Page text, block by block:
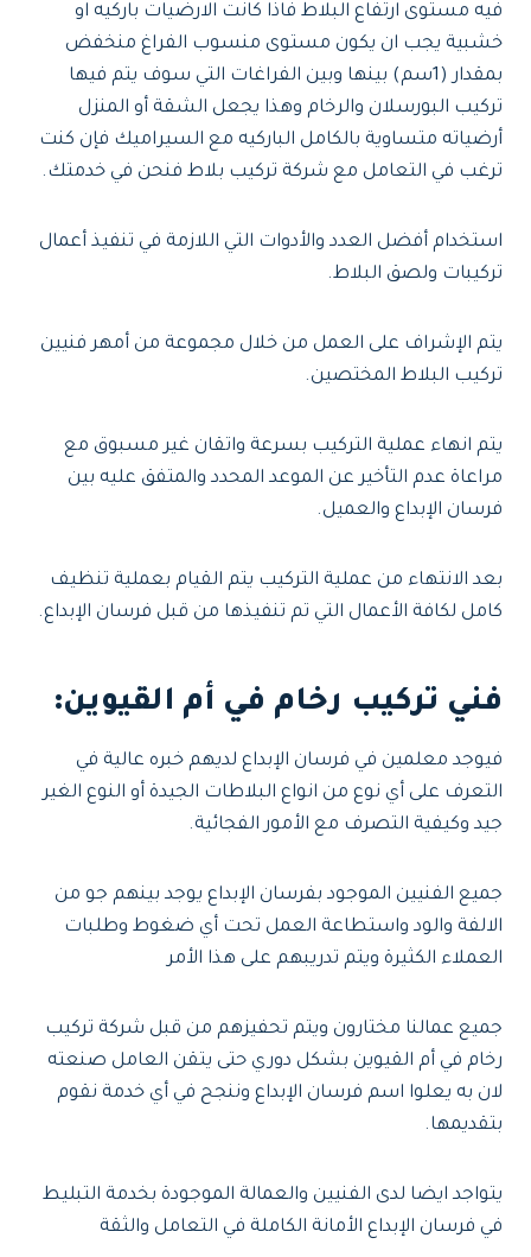
فيه مستوى ارتفاع البلاط فاذا كانت الارضيات باركيه او
خشبية يجب ان يكون مستوى منسوب الفراغ منخفض
بمقدار (1سم) بينها وبين الفراغات التي سوف يتم فيها
تركيب البورسلان والرخام وهذا يجعل الشقة أو المنزل
أرضياته متساوية بالكامل الباركيه مع السيراميك فإن كنت
ترغب في التعامل مع شركة تركيب بلاط فنحن في خدمتك.
استخدام أفضل العدد والأدوات التي اللازمة في تنفيذ أعمال
تركيبات ولصق البلاط.
يتم الإشراف على العمل من خلال مجموعة من أمهر فنيين
تركيب البلاط المختصين.
يتم انهاء عملية التركيب بسرعة واتقان غير مسبوق مع
مراعاة عدم التأخير عن الموعد المحدد والمتفق عليه بين
فرسان الإبداع والعميل.
بعد الانتهاء من عملية التركيب يتم القيام بعملية تنظيف
كامل لكافة الأعمال التي تم تنفيذها من قبل فرسان الإبداع.
فني تركيب رخام في أم القيوين:
فيوجد معلمين في فرسان الإبداع لديهم خبره عالية في
التعرف على أي نوع من انواع البلاطات الجيدة أو النوع الغير
جيد وكيفية التصرف مع الأمور الفجائية.
جميع الفنيين الموجود بفرسان الإبداع يوجد بينهم جو من
الالفة والود واستطاعة العمل تحت أي ضغوط وطلبات
العملاء الكثيرة ويتم تدريبهم على هذا الأمر
جميع عمالنا مختارون ويتم تحفيزهم من قبل شركة تركيب
رخام في أم القيوين بشكل دوري حتى يتقن العامل صنعته
لان به يعلوا اسم فرسان الإبداع وننجح في أي خدمة نقوم
بتقديمها.
يتواجد ايضا لدى الفنيين والعمالة الموجودة بخدمة التبليط
في فرسان الإبداع الأمانة الكاملة في التعامل والثقة